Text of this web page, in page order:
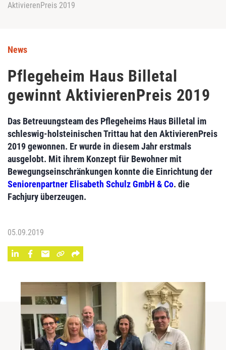
AktivierenPreis 2019
News
Pflegeheim Haus Billetal
gewinnt AktivierenPreis 2019
Das Betreuungsteam des Pflegeheims Haus Billetal im
schleswig-holsteinischen Trittau hat den AktivierenPreis
2019 gewonnen. Er wurde in diesem Jahr erstmals
ausgelobt. Mit ihrem Konzept für Bewohner mit
Bewegungseinschränkungen konnte die Einrichtung der
Seniorenpartner Elisabeth Schulz GmbH & Co. die
Fachjury überzeugen.
05.09.2019